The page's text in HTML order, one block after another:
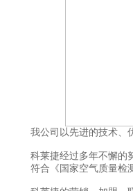
我公司以先进的技术、
科莱捷经过多年不懈的
符合《国家空气质量检